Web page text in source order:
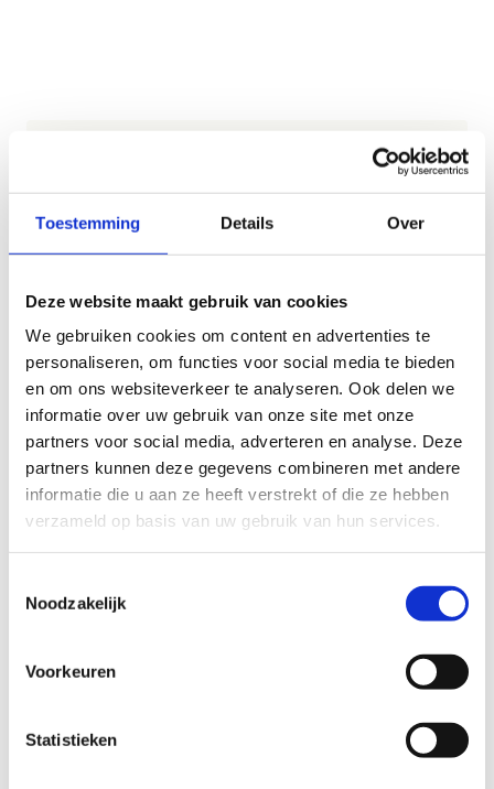
Toestemming Details Over
Deze website maakt gebruik van cookies
We gebruiken cookies om content en advertenties te
personaliseren, om functies voor social media te bieden
en om ons websiteverkeer te analyseren. Ook delen we
informatie over uw gebruik van onze site met onze
partners voor social media, adverteren en analyse. Deze
partners kunnen deze gegevens combineren met andere
informatie die u aan ze heeft verstrekt of die ze hebben
verzameld op basis van uw gebruik van hun services.
Noodzakelijk
Voorkeuren
Statistieken
is verboden in de gebouwen van het sportcentrum
te roken. Er mag buiten enkel gerookt worden op
Sinds 1 juni 2019 sport iedereen bij ons rookvrij. Dat
doen we in navolging van de campagne "Generatie
Rookvrij". Reeds begin 2018 engageerde Sport
Vlaanderen zich, samen met organisaties als het
Vlaams Instituut Gezond Leven en Kom op tegen
Kanker om kinderen die vanaf 2019 geboren
worden, een rookvrij leven te beloven. Dank je wel